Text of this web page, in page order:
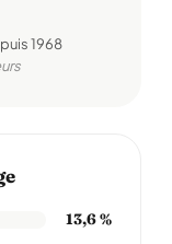
1968
13,6 %